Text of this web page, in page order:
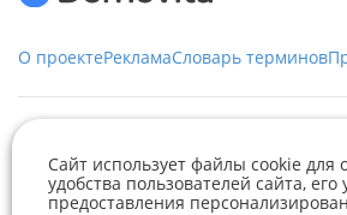
О проектеРекламаСловарь терминов
Служба заботы
+375 29 376-13-70
Сайт использует файлы cookie для
удобства пользователей сайта,
предоставления